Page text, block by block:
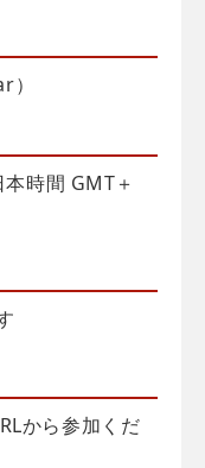
時間 GMT＋
から参加くだ